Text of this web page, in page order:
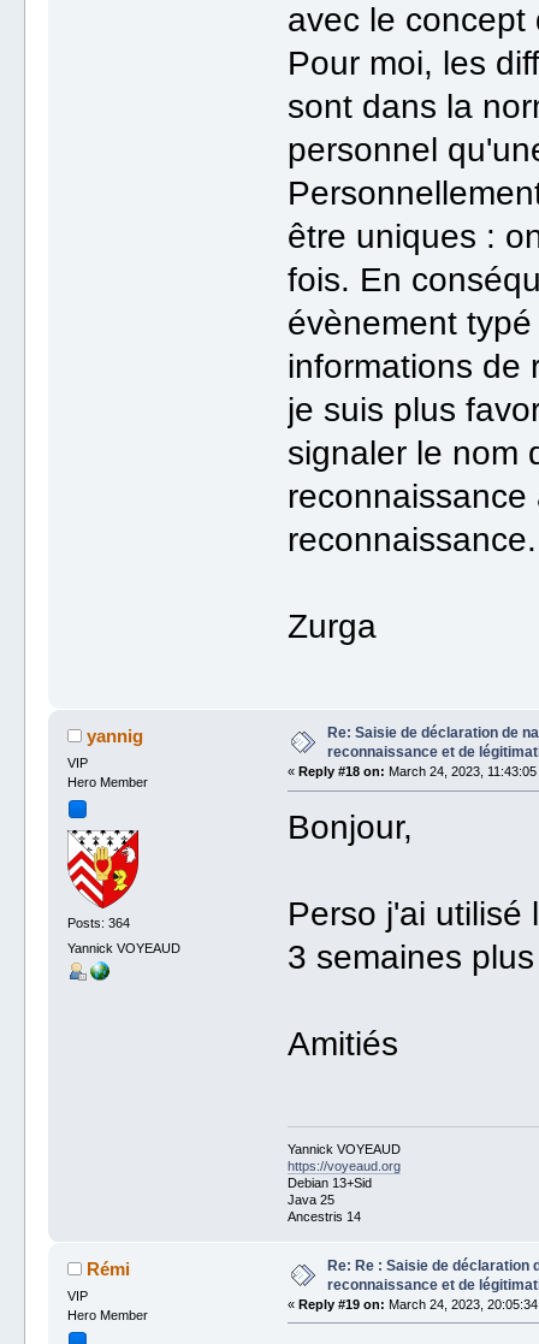
avec le
Pour moi, les
sont dans la
personnel
être uniques :
fois. En
évènement
informations de
je suis plus
signaler le nom
reconnaissance.
Zurga
yannig
VIP
Hero Member
Posts: 364
Yannick VOYEAUD
Re: Saisie de déclaration de
reconnaissance et de
« Reply #18 on: March 24, 2023, 11:43:05
Bonjour,
Perso j'ai utilisé
3 semaines
Amitiés
Yannick VOYEAUD
https://voyeaud.org
Debian 13+Sid
Java 25
Ancestris 14
Rémi
VIP
Hero Member
Re: Re : Saisie de déclaration
reconnaissance et de
«Reply #19 on: March 24, 2023,